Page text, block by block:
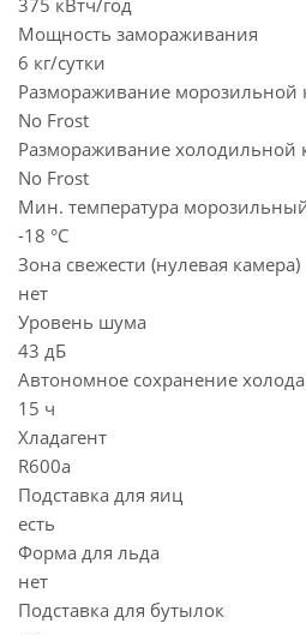
375 кВтч/год
Мощность замораживания
6 кг/сутки
Размораживание
No Frost
Размораживание холодильной
No Frost
Мин. температура
-18 °C
Зона свежести (нулевая камера)
нет
Уровень шума
43 дБ
Автономное сохранение холода
15 ч
Хладагент
R600a
Подставка для яиц
есть
Форма для льда
нет
Подставка для бутылок